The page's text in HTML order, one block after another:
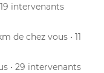
19 intervenants
de chez vous • 11
• 29 intervenants